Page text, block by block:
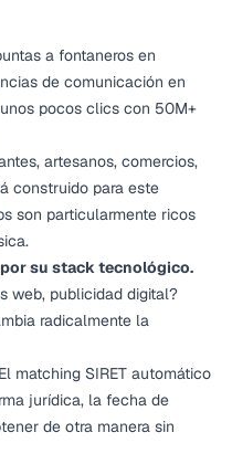
a fontaneros en
de comunicación en
pocos clics con 50M+
artesanos, comercios,
construido para este
son particularmente ricos
su stack tecnológico.
web, publicidad digital?
radicalmente la
El matching SIRET automático
jurídica, la fecha de
de otra manera sin